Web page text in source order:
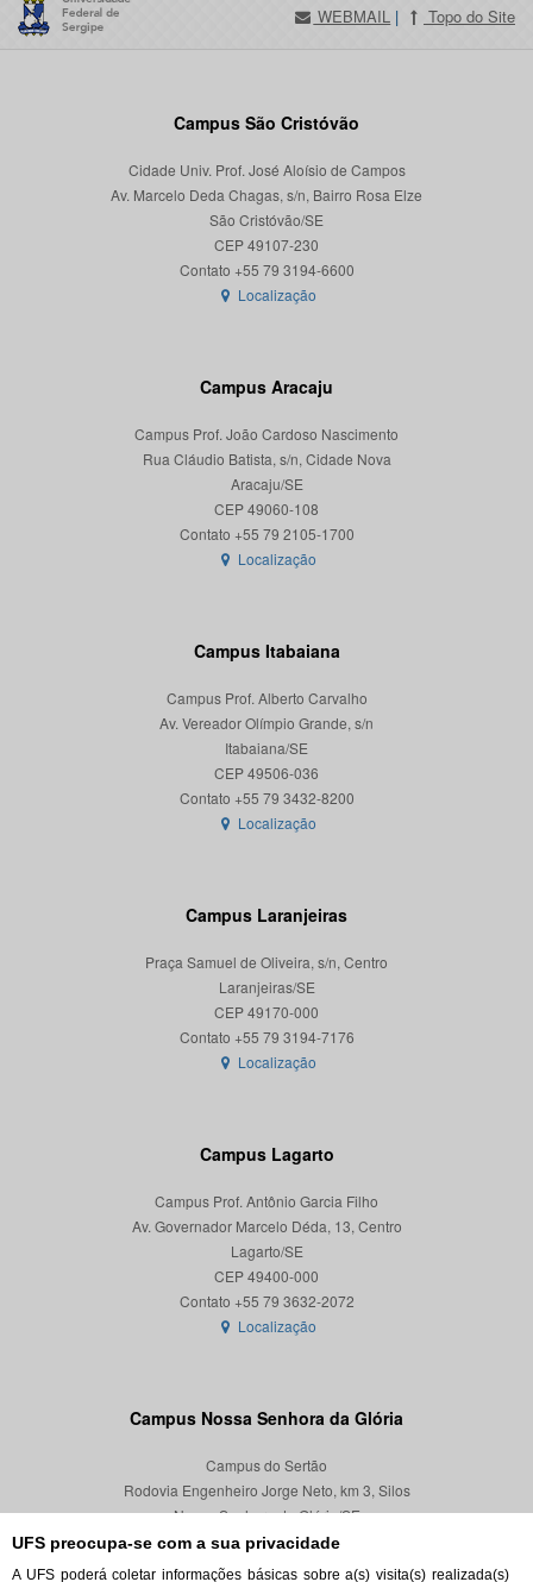
UFS preocupa-se com a sua privacidade
A UFS poderá coletar informações básicas sobre a(s) visita(s) realizada(s)
WEBMAIL | Topo do Site
Campus São Cristóvão
Cidade Univ. Prof. José Aloísio de Campos
Av. Marcelo Deda Chagas, s/n, Bairro Rosa Elze
São Cristóvão/SE
CEP 49107-230
Localização
Campus Aracaju
Campus Prof. João Cardoso Nascimento
Rua Cláudio Batista, s/n, Cidade Nova
Aracaju/SE
CEP 49060-108
Localização
Campus Itabaiana
Campus Prof. Alberto Carvalho
Av. Vereador Olímpio Grande, s/n
Itabaiana/SE
CEP 49506-036
Localização
Campus Laranjeiras
Praça Samuel de Oliveira, s/n, Centro
Laranjeiras/SE
CEP 49170-000
Localização
Campus Lagarto
Campus Prof. Antônio Garcia Filho
Av. Governador Marcelo Déda, 13, Centro
Lagarto/SE
CEP 49400-000
Localização
Campus Nossa Senhora da Glória
Campus do Sertão
Rodovia Engenheiro Jorge Neto, km 3, Silos
Nossa Senhora da Glória/SE
CEP 49680-000